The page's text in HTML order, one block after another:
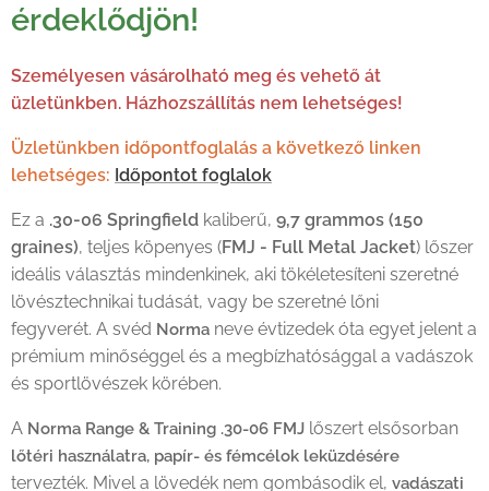
érdeklődjön!
Személyesen vásárolható meg és vehető át
üzletünkben. Házhozszállítás nem lehetséges!
Üzletünkben időpontfoglalás a következő linken
lehetséges: Időpontot foglalok
Ez a .30-06 Springfield kaliberű, 9,7 grammos (150
graines), teljes köpenyes (FMJ - Full Metal Jacket) lőszer
ideális választás mindenkinek, aki tökéletesíteni szeretné
lövésztechnikai tudását, vagy be szeretné lőni
fegyverét. A svéd Norma neve évtizedek óta egyet jelent a
prémium minőséggel és a megbízhatósággal a vadászok
és sportlövészek körében.
A Norma Range & Training .30-06 FMJ lőszert elsősorban
lőtéri használatra, papír- és fémcélok leküzdésére
tervezték. Mivel a lövedék nem gombásodik el, vadászati